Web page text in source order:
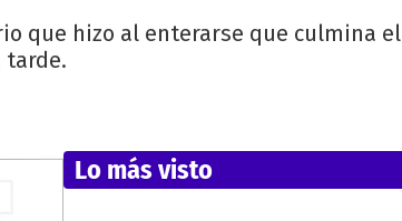
que hizo al enterarse que culmina el
tarde.
Lo más visto